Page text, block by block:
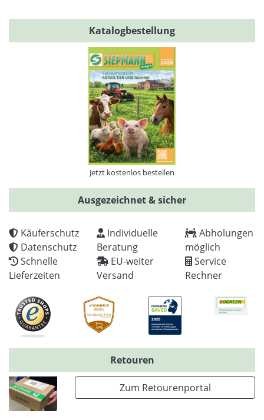
Katalogbestellung
Jetzt kostenlos bestellen
Ausgezeichnet & sicher
Käuferschutz
Datenschutz
Schnelle
Lieferzeiten
Individuelle
Beratung
EU-weiter
Versand
Abholungen
möglich
Service
Rechner
Retouren
Zum Retourenportal